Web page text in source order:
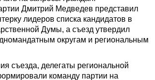
Дмитрий Медведев представил
лидеров списка кандидатов в
Думы, а съезд утвердил
округам и региональным
съезда, делегаты региональной
команду партии на